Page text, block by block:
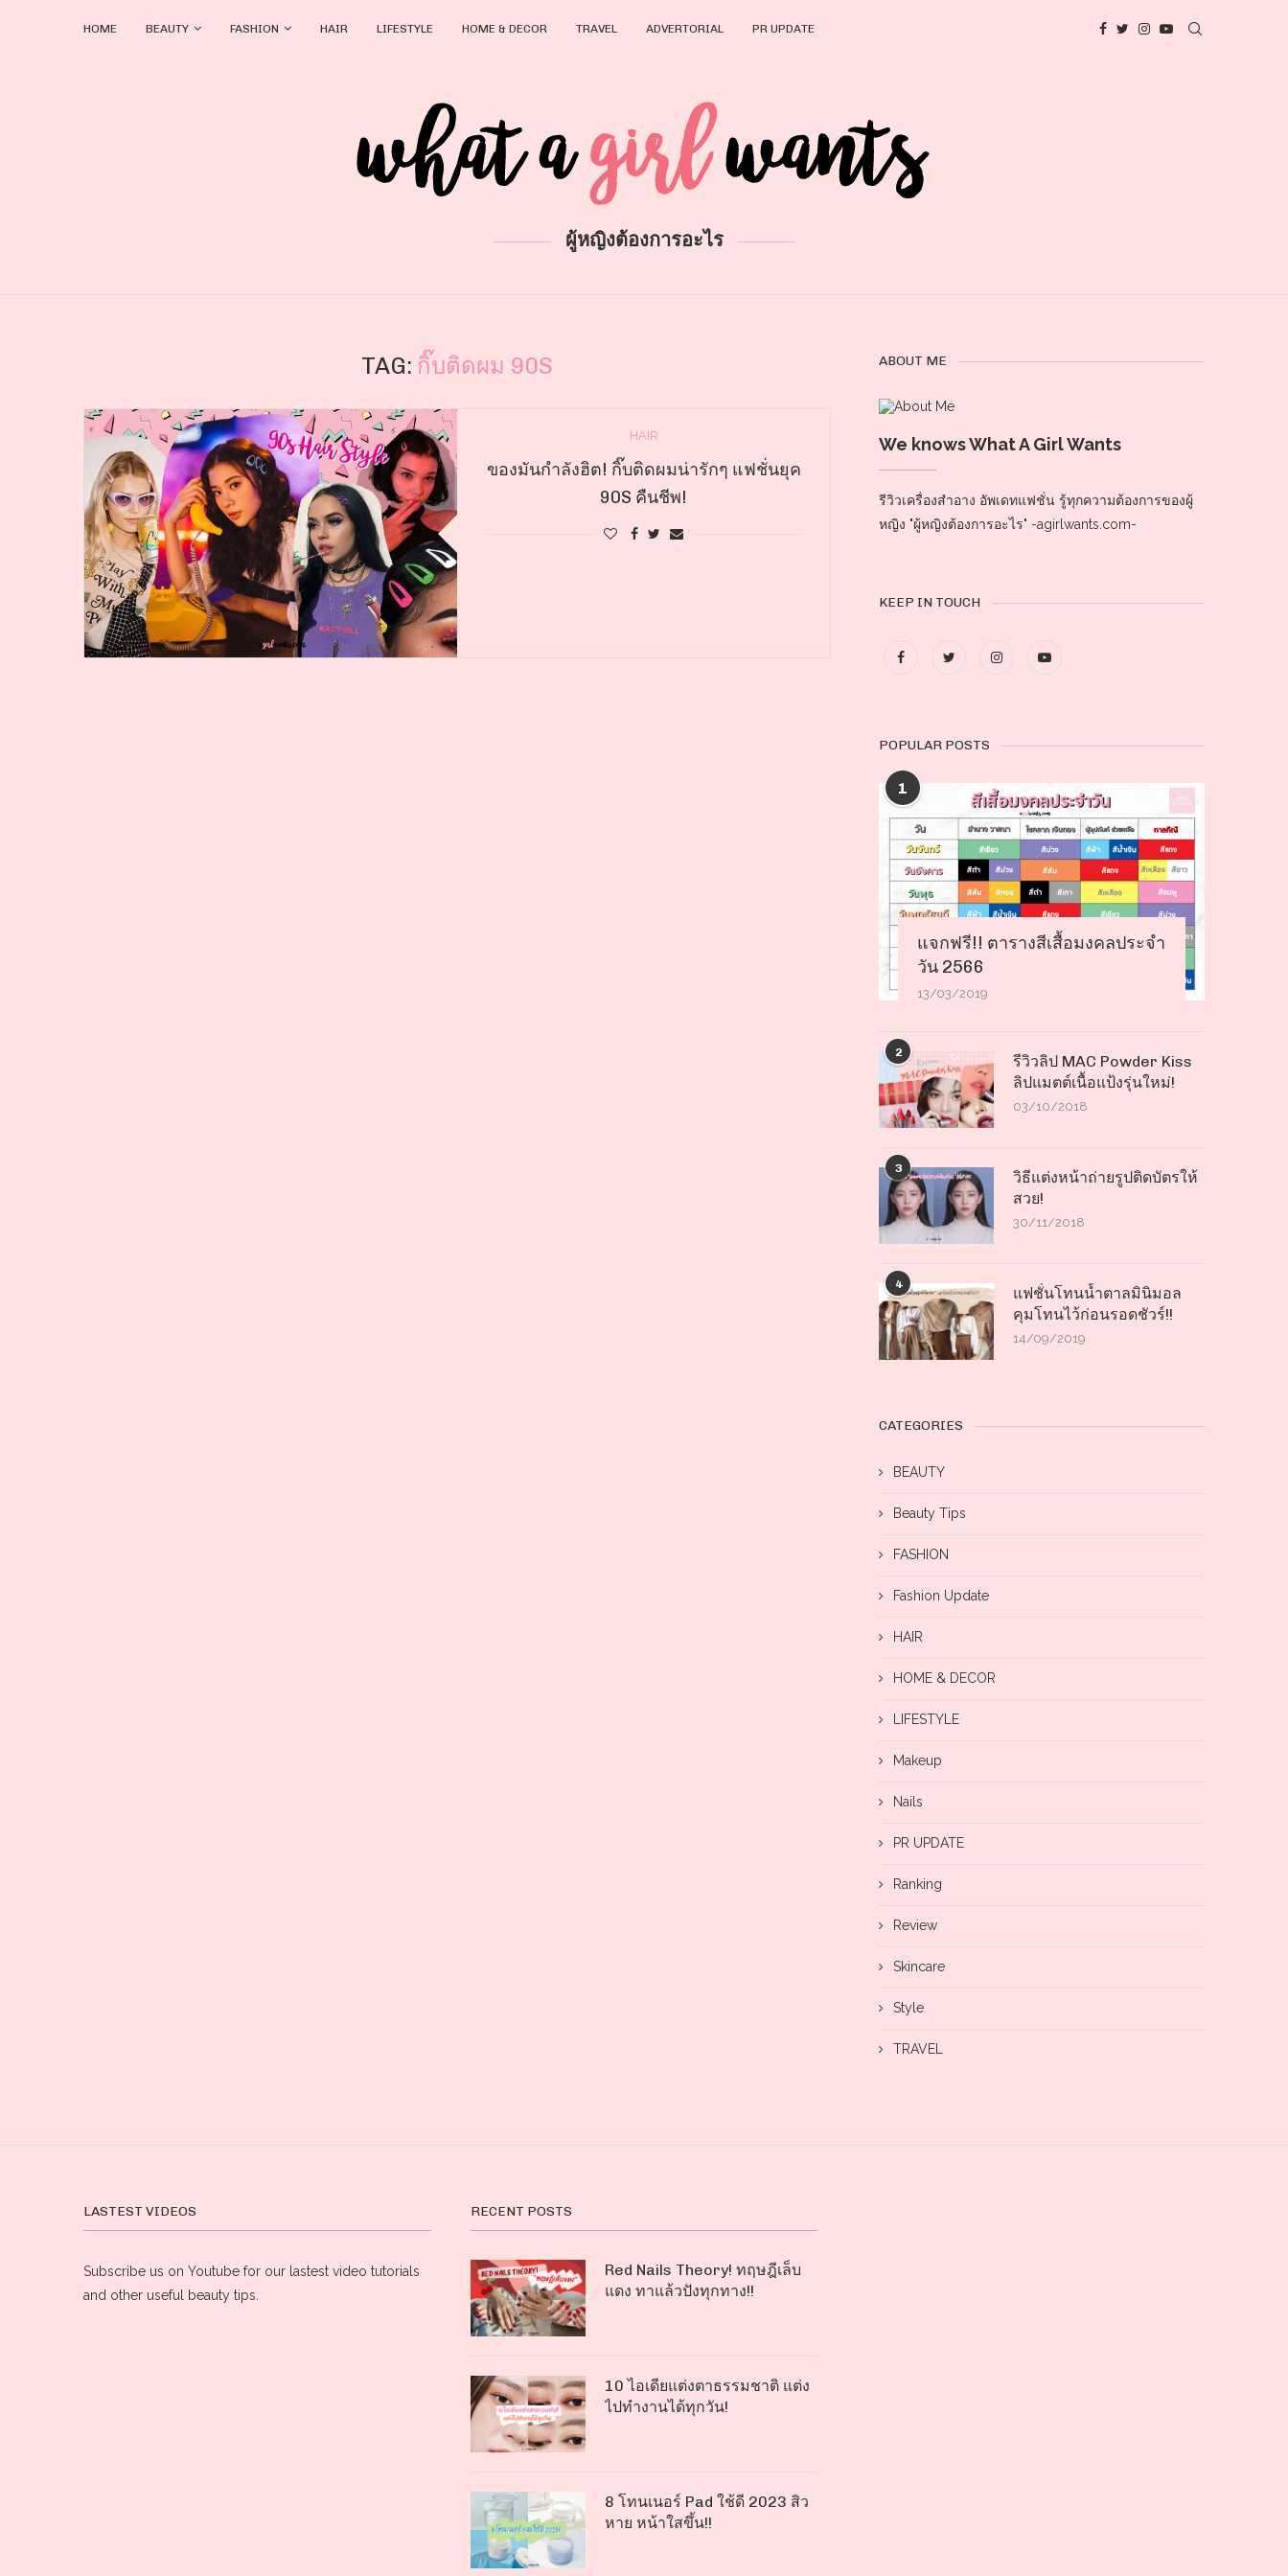
HOME BEAUTY FASHION HAIR LIFESTYLE HOME & DECOR TRAVEL ADVERTORIAL PR UPDATE
ผู้หญิงต้องการอะไร
TAG: กิ๊บติดผม 90S
HAIR
ของมันกำลังฮิต! กิ๊บติดผมน่ารักๆ แฟชั่นยุค
90S คืนชีพ!
ABOUT ME
We knows What A Girl Wants
รีวิวเครื่องสำอาง อัพเดทแฟชั่น รู้ทุกความต้องการของผู้
หญิง "ผู้หญิงต้องการอะไร" -agirlwants.com-
KEEP IN TOUCH
POPULAR POSTS
1
แจกฟรี!! ตารางสีเสื้อมงคลประจำ
วัน 2566
13/03/2019
2
รีวิวลิป MAC Powder Kiss
ลิปแมตต์เนื้อแป้งรุ่นใหม่!
03/10/2018
3
วิธีแต่งหน้าถ่ายรูปติดบัตรให้
สวย!
30/11/2018
4
แฟชั่นโทนน้ำตาลมินิมอล
คุมโทนไว้ก่อนรอดชัวร์!!
14/09/2019
CATEGORIES
BEAUTY
Beauty Tips
FASHION
Fashion Update
HAIR
HOME & DECOR
LIFESTYLE
Makeup
Nails
PR UPDATE
Ranking
Review
Skincare
Style
TRAVEL
LASTEST VIDEOS
Subscribe us on Youtube for our lastest video tutorials
and other useful beauty tips.
RECENT POSTS
Red Nails Theory! ทฤษฎีเล็บ
แดง ทาแล้วปังทุกทาง!!
10 ไอเดียแต่งตาธรรมชาติ แต่ง
ไปทำงานได้ทุกวัน!
8 โทนเนอร์ Pad ใช้ดี 2023 สิว
หาย หน้าใสขึ้น!!